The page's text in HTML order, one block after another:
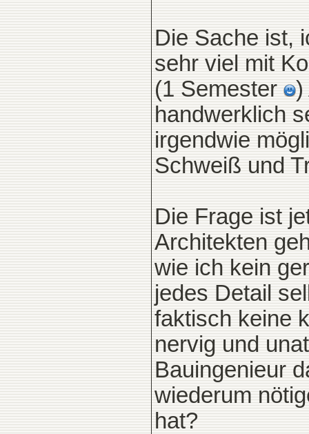
Die Sache ist,
sehr viel mit
(1 Semester
)
handwerklich
irgendwie
Schweiß und
Die Frage ist
Architekten
wie ich kein
jedes Detail
faktisch keine
nervig und
Bauingenieur
wiederum
hat?